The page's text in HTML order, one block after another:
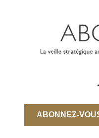
ABONNEZ-